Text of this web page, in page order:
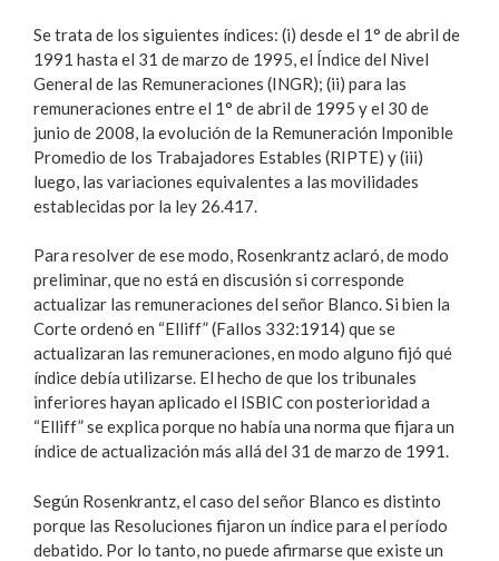
Se trata de los siguientes índices: (i) desde el 1° de abril de
1991 hasta el 31 de marzo de 1995, el Índice del Nivel
General de las Remuneraciones (INGR); (ii) para las
remuneraciones entre el 1° de abril de 1995 y el 30 de
junio de 2008, la evolución de la Remuneración Imponible
Promedio de los Trabajadores Estables (RIPTE) y (iii)
luego, las variaciones equivalentes a las movilidades
establecidas por la ley 26.417.
Para resolver de ese modo, Rosenkrantz aclaró, de modo
preliminar, que no está en discusión si corresponde
actualizar las remuneraciones del señor Blanco. Si bien la
Corte ordenó en “Elliff” (Fallos 332:1914) que se
actualizaran las remuneraciones, en modo alguno fijó qué
índice debía utilizarse. El hecho de que los tribunales
inferiores hayan aplicado el ISBIC con posterioridad a
“Elliff” se explica porque no había una norma que fijara un
índice de actualización más allá del 31 de marzo de 1991.
Según Rosenkrantz, el caso del señor Blanco es distinto
porque las Resoluciones fijaron un índice para el período
debatido. Por lo tanto, no puede afirmarse que existe un